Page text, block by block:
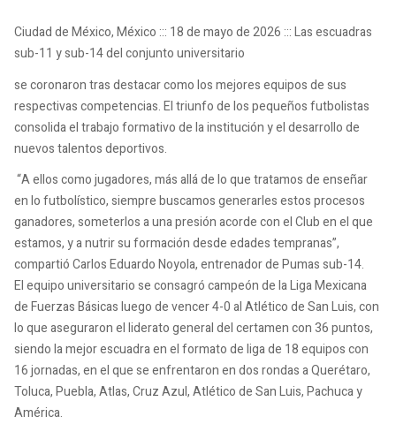
Ciudad de México, México ::: 18 de mayo de 2026 ::: Las escuadras
sub-11 y sub-14 del conjunto universitario
se coronaron tras destacar como los mejores equipos de sus
respectivas competencias. El triunfo de los pequeños futbolistas
consolida el trabajo formativo de la institución y el desarrollo de
nuevos talentos deportivos.
“A ellos como jugadores, más allá de lo que tratamos de enseñar
en lo futbolístico, siempre buscamos generarles estos procesos
ganadores, someterlos a una presión acorde con el Club en el que
estamos, y a nutrir su formación desde edades tempranas”,
compartió Carlos Eduardo Noyola, entrenador de Pumas sub-14.
El equipo universitario se consagró campeón de la Liga Mexicana
de Fuerzas Básicas luego de vencer 4-0 al Atlético de San Luis, con
lo que aseguraron el liderato general del certamen con 36 puntos,
siendo la mejor escuadra en el formato de liga de 18 equipos con
16 jornadas, en el que se enfrentaron en dos rondas a Querétaro,
Toluca, Puebla, Atlas, Cruz Azul, Atlético de San Luis, Pachuca y
América.